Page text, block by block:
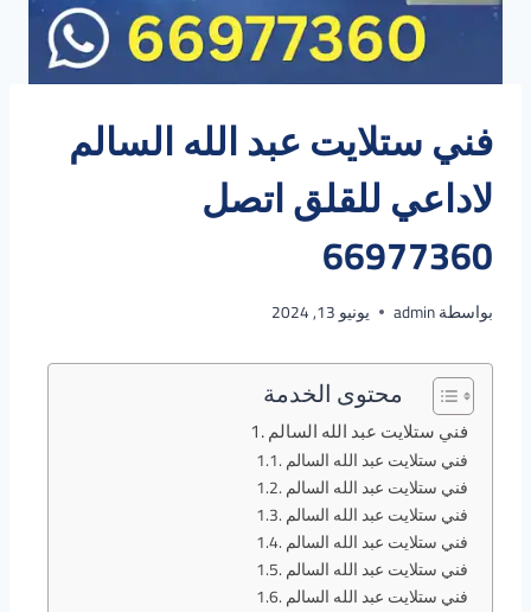
فني ستلايت عبد الله السالم
لاداعي للقلق اتصل
66977360
بواسطةadmin يونيو 13, 2024
محتوى الخدمة
فني ستلايت عبد الله السالم
فني ستلايت عبد الله السالم
فني ستلايت عبد الله السالم
فني ستلايت عبد الله السالم
فني ستلايت عبد الله السالم
فني ستلايت عبد الله السالم
فني ستلايت عبد الله السالم